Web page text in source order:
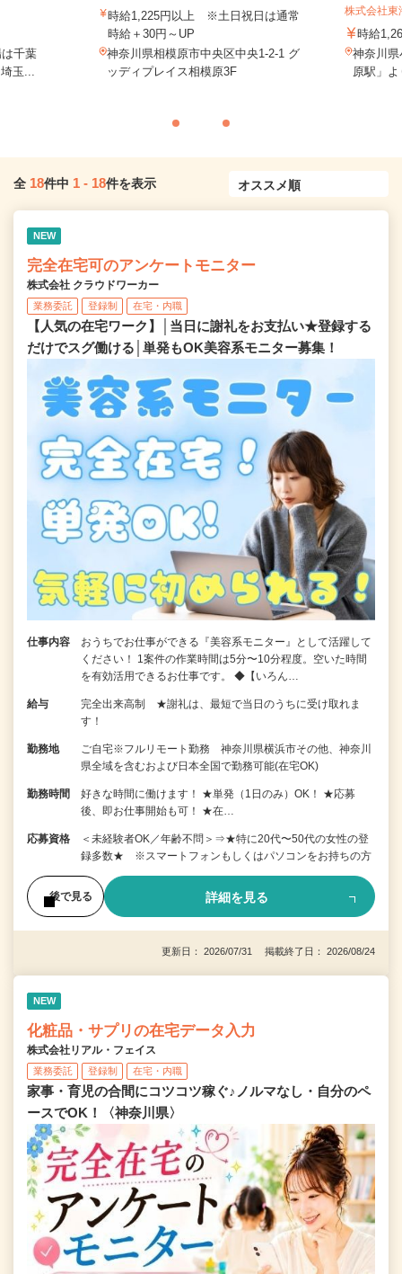
千葉
玉...
時給1,225円以上 ※土日祝日は通常
時給＋30円～UP
神奈川県相模原市中央区中央1-2-1 グ
ッディプレイス相模原3F
株式会社
時給
神奈川
原駅」
全 18件中 1 - 18件を表示
NEW
完全在宅可のアンケートモニター
株式会社 クラウドワーカー
業務委託 登録制 在宅・内職
【人気の在宅ワーク】│当日に謝礼をお支払い★登録する
だけでスグ働ける│単発もOK美容系モニター募集！
仕事内容
おうちでお仕事ができる『美容系モニター』として活躍して
ください！ 1案件の作業時間は5分〜10分程度。空いた時間
を有効活用できるお仕事です。 ◆【いろん…
給与
完全出来高制 ★謝礼は、最短で当日のうちに受け取れま
す！
勤務地
ご自宅※フルリモート勤務 神奈川県横浜市その他、神奈川
県全域を含むおよび日本全国で勤務可能(在宅OK)
勤務時間
好きな時間に働けます！ ★単発（1日のみ）OK！ ★応募
後、即お仕事開始も可！ ★在…
応募資格
＜未経験者OK／年齢不問＞⇒★特に20代〜50代の女性の登
録多数★ ※スマートフォンもしくはパソコンをお持ちの方
後で見る 詳細を見る
更新日： 2026/07/31 掲載終了日： 2026/08/24
NEW
化粧品・サプリの在宅データ入力
株式会社リアル・フェイス
業務委託 登録制 在宅・内職
家事・育児の合間にコツコツ稼ぐ♪ノルマなし・自分のペ
ースでOK！〈神奈川県〉